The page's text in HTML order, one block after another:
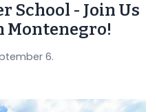
Hírek
School - Join Us
Montenegro!
6.